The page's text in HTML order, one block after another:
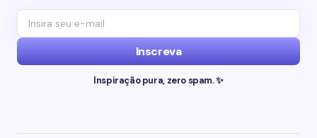
Inscreva
Inspiração pura, zero spam. ✨